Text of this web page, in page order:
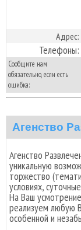
Адрес:
Телефоны:
Сообщите нам
обязательно, если есть
ошибка:
Агенство
Агенство
уникальную
торжество
условиях,
На Ваш
реализуем любую
особенной и